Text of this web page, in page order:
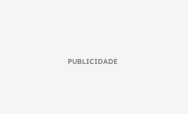
PUBLICIDADE